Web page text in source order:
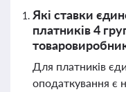
Які ставки
платників 4
Для платників
оподаткування є